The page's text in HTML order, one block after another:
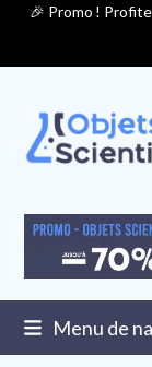
Contenu
connexion
🎉 Promo !
Menu de